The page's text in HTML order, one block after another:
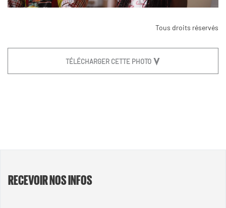
Tous droits réservés
TÉLÉCHARGER CETTE PHOTO
RECEVOIR NOS INFOS